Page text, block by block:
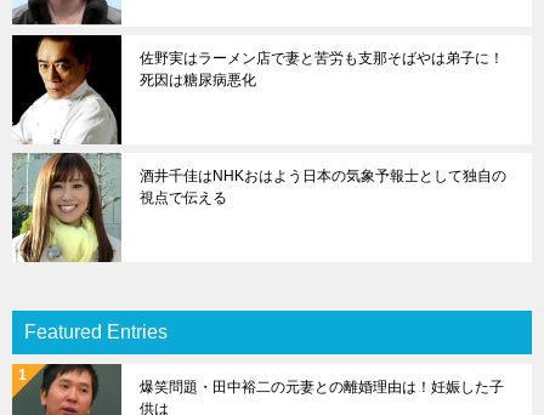
佐野実はラーメン店で妻と苦労も支那そばやは弟子に！
死因は糖尿病悪化
酒井千佳はNHKおはよう日本の気象予報士として独自の
視点で伝える
Featured Entries
爆笑問題・田中裕二の元妻との離婚理由は！妊娠した子
供は